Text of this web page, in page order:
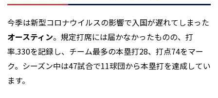
今季は新型コロナウイルスの影響で入国が遅れてしまった
オースティン。規定打席には届かなかったものの、打
率.330を記録し、チーム最多の本塁打28、打点74をマー
ク。シーズン中は47試合で11球団から本塁打を達成してい
ます。